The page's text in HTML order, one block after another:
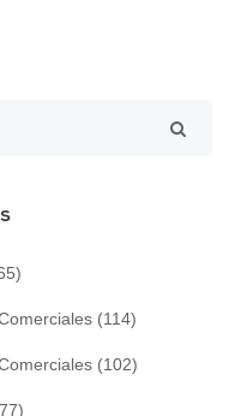
(114)
(102)